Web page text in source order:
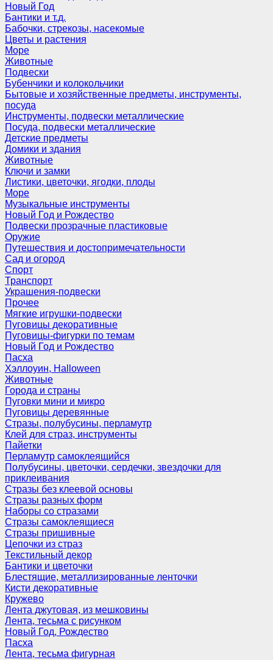
Новый Год
Бантики и т.д.
Бабочки, стрекозы, насекомые
Цветы и растения
Море
Животные
Подвески
Бубенчики и колокольчики
Бытовые и хозяйственные предметы, инструменты,
посуда
Инструменты, подвески металлические
Посуда, подвески металлические
Детские предметы
Домики и здания
Животные
Ключи и замки
Листики, цветочки, ягодки, плоды
Море
Музыкальные инструменты
Новый Год и Рождество
Подвески прозрачные пластиковые
Оружие
Путешествия и достопримечательности
Сад и огород
Спорт
Транспорт
Украшения-подвески
Прочее
Мягкие игрушки-подвески
Пуговицы декоративные
Пуговицы-фигурки по темам
Новый Год и Рождество
Пасха
Хэллоуин, Halloween
Животные
Города и страны
Пуговки мини и микро
Пуговицы деревянные
Стразы, полубусины, перламутр
Клей для страз, инструменты
Пайетки
Перламутр самоклеящийся
Полубусины, цветочки, сердечки, звездочки для
приклеивания
Стразы без клеевой основы
Стразы разных форм
Наборы со стразами
Стразы самоклеящиеся
Стразы пришивные
Цепочки из страз
Текстильный декор
Бантики и цветочки
Блестящие, металлизированные ленточки
Кисти декоративные
Кружево
Лента джутовая, из мешковины
Лента, тесьма с рисунком
Новый Год, Рождество
Пасха
Лента, тесьма фигурная